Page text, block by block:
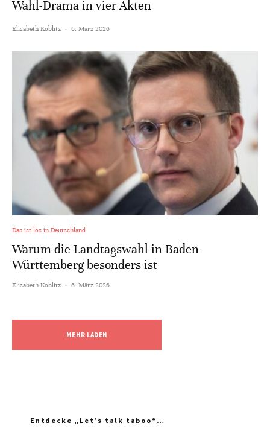
Wahl-Drama in vier Akten
Elisabeth Koblitz · 6. März 2026
Das ist los in Deutschland
Warum die Landtagswahl in Baden-
Württemberg besonders ist
Elisabeth Koblitz · 6. März 2026
MEHR LADEN
Entdecke „Let’s talk taboo“…